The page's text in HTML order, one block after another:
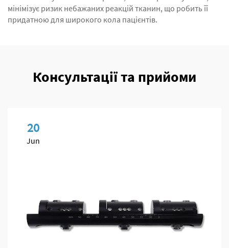
мінімізує ризик небажаних реакцій тканин, що робить її
придатною для широкого кола пацієнтів.
Консультації та прийоми
20
Jun